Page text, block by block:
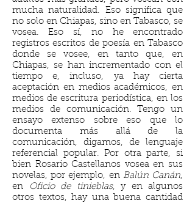
mucha naturalidad. Eso significa que
no solo en Chiapas, sino en Tabasco, se
vosea. Eso sí, no he encontrado
registros escritos de poesía en Tabasco
donde se vosee, en tanto que, en
Chiapas, se han incrementado con el
tiempo e, incluso, ya hay cierta
aceptación en medios académicos, en
medios de escritura periodística, en los
medios de comunicación. Tengo un
ensayo extenso sobre eso que lo
documenta más allá de la
comunicación, digamos, de lenguaje
referencial popular. Por otra parte, si
bien Rosario Castellanos vosea en sus
novelas, por ejemplo, en Balún Canán,
en
Oficio de tinieblas, y en algunos
otros textos, hay una buena cantidad